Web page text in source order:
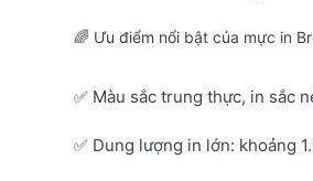
🌈 Ưu điểm nổi bật của mực in
✅ Màu sắc trung thực, in sắc
✅ Dung lượng in lớn: khoảng